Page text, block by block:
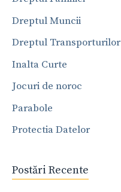
Dreptul Muncii
Dreptul Transporturilor
Inalta Curte
Jocuri de noroc
Parabole
Protectia Datelor
Postări Recente